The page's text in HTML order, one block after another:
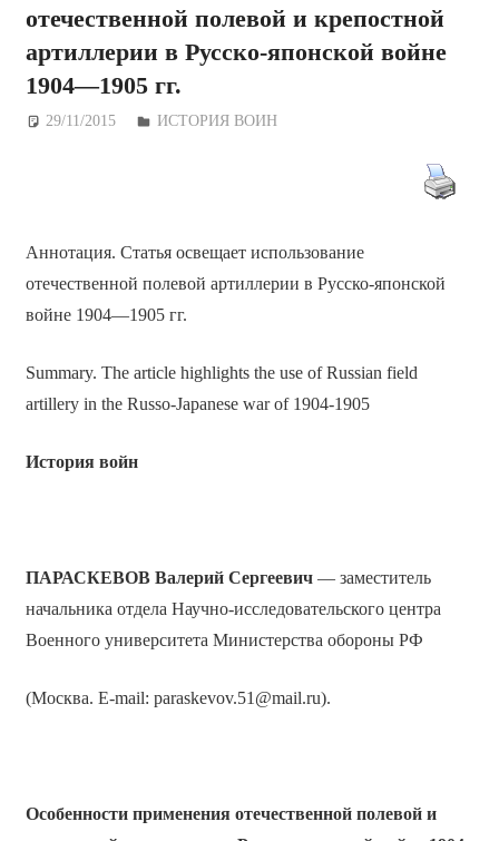
отечественной полевой и крепостной
артиллерии в Русско-японской войне
1904—1905 гг.
29/11/2015 Дежурный по Редакции
ИСТОРИЯ ВОИН
Аннотация. Статья освещает использование
отечественной полевой артиллерии в Русско-японской
войне 1904—1905 гг.
Summary. The article highlights the use of Russian field
artillery in the Russo-Japanese war of 1904-1905
История войн
ПАРАСКЕВОВ Валерий Сергеевич — заместитель
начальника отдела Научно-исследовательского центра
Военного университета Министерства обороны РФ
(Москва. E-mail: paraskevov.51@mail.ru).
Особенности применения отечественной полевой и